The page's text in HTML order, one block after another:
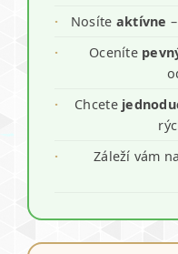
Nosíte aktívne
Oceníte
Chcete
Záleží vám na